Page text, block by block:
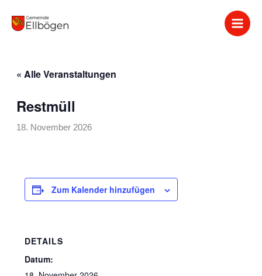
Inhalt
« Alle Veranstaltungen
Restmüll
18. November 2026
Zum Kalender hinzufügen
DETAILS
Datum: